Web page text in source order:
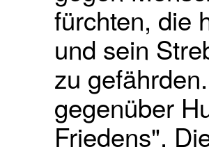
fürchten, die
und sein
zu
gegenüber
Friedens".